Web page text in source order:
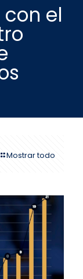
el
Mostrar todo